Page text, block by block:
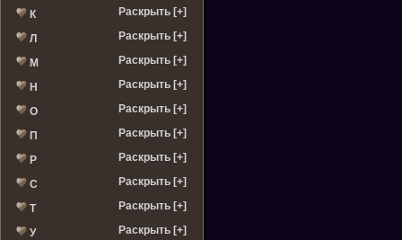
К Раскрыть [+]
Л Раскрыть [+]
М Раскрыть [+]
Н Раскрыть [+]
О Раскрыть [+]
П Раскрыть [+]
Р Раскрыть [+]
С Раскрыть [+]
Т Раскрыть [+]
У Раскрыть [+]